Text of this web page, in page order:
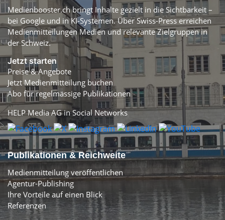
Medienbooster.ch bringt Inhalte gezielt in die Sichtbarkeit –
bei Google und in KI-Systemen. Über Swiss-Press erreichen
Medienmitteilungen Medien und relevante Zielgruppen in
der Schweiz.
Jetzt starten
Preise & Angebote
Jetzt Medienmitteilung buchen
Abo für regelmässige Publikationen
HELP Media AG in Social Networks
Publikationen & Reichweite
Medienmitteilung veröffentlichen
Agentur-Publishing
Ihre Vorteile auf einen Blick
Referenzen